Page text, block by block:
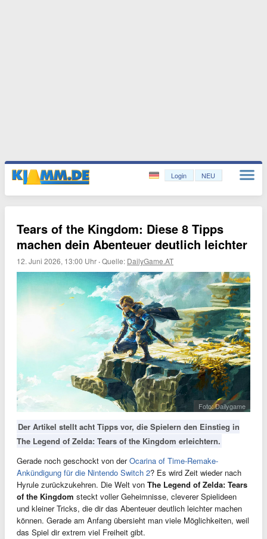
Login NEU
Tears of the Kingdom: Diese 8 Tipps
machen dein Abenteuer deutlich leichter
12. Juni 2026, 13:00 Uhr ·Quelle: DailyGame.AT
Foto: Dailygame
Der Artikel stellt acht Tipps vor, die Spielern den Einstieg in
The Legend of Zelda: Tears of the Kingdom erleichtern.
Gerade noch geschockt von derOcarina of Time-Remake-
Ankündigung für die Nintendo Switch 2? Es wird Zeit wieder nach
Hyrule zurückzukehren. Die Welt von The Legend of Zelda: Tears
of the Kingdom steckt voller Geheimnisse, cleverer Spielideen
und kleiner Tricks, die dir das Abenteuer deutlich leichter machen
können. Gerade am Anfang übersieht man viele Möglichkeiten, weil
das Spiel dir extrem viel Freiheit gibt.